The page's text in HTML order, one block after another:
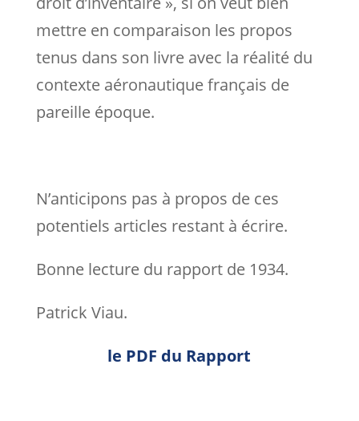
mettre en comparaison les propos
tenus dans son livre avec la réalité du
contexte aéronautique français de
pareille époque.
N’anticipons pas à propos de ces
potentiels articles restant à écrire.
Bonne lecture du rapport de 1934.
Patrick Viau.
le PDF du Rapport